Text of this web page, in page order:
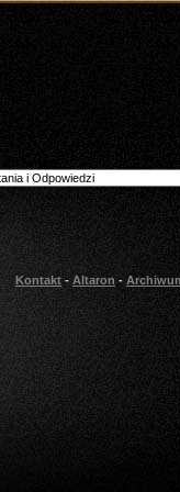
Kontakt - Altaron -